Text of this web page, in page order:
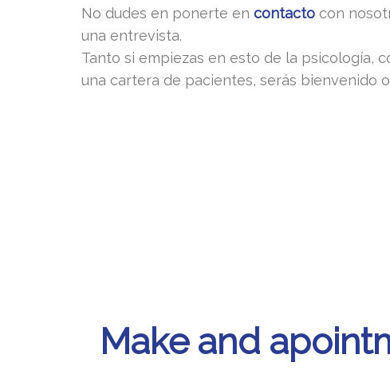
No dudes en ponerte en contacto con
una entrevista.
Tanto si empiezas en esto de la psicología,
una cartera de pacientes, serás bienvenido
Make and